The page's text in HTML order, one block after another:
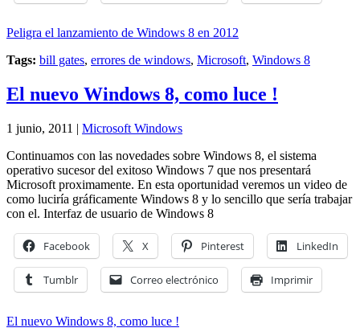
Peligra el lanzamiento de Windows 8 en 2012
Tags: bill gates, errores de windows, Microsoft, Windows 8
El nuevo Windows 8, como luce !
1 junio, 2011 | Microsoft Windows
Continuamos con las novedades sobre Windows 8, el sistema
operativo sucesor del exitoso Windows 7 que nos presentará
Microsoft proximamente. En esta oportunidad veremos un video de
como luciría gráficamente Windows 8 y lo sencillo que sería trabajar
con el. Interfaz de usuario de Windows 8
Facebook X Pinterest LinkedIn
Tumblr Correo electrónico Imprimir
El nuevo Windows 8, como luce !